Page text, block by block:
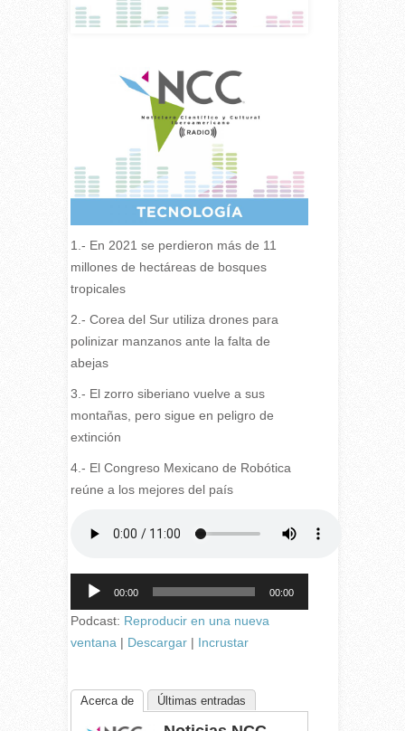
1.- En 2021 se perdieron más de 11
millones de hectáreas de bosques
tropicales
2.- Corea del Sur utiliza drones para
polinizar manzanos ante la falta de
abejas
3.- El zorro siberiano vuelve a sus
montañas, pero sigue en peligro de
extinción
4.- El Congreso Mexicano de Robótica
reúne a los mejores del país
Reproductor
audio
00:00 00:00
Podcast: Reproducir en una nueva
ventana| Descargar| Incrustar
Acerca de Últimas entradas